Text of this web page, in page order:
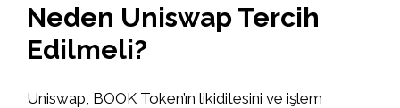
Neden Uniswap Tercih
Edilmeli?
Uniswap, BOOK Token’ın likiditesini ve işlem